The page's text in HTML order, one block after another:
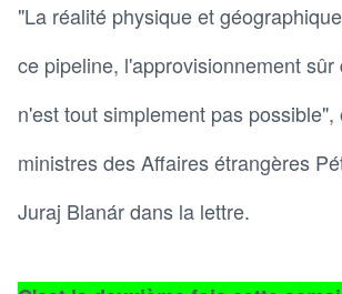
"La réalité physique et
ce pipeline, l'approvisionnement sûr
n'est tout simplement pas
ministres des Affaires étrangères
Juraj Blanár dans la lettre.